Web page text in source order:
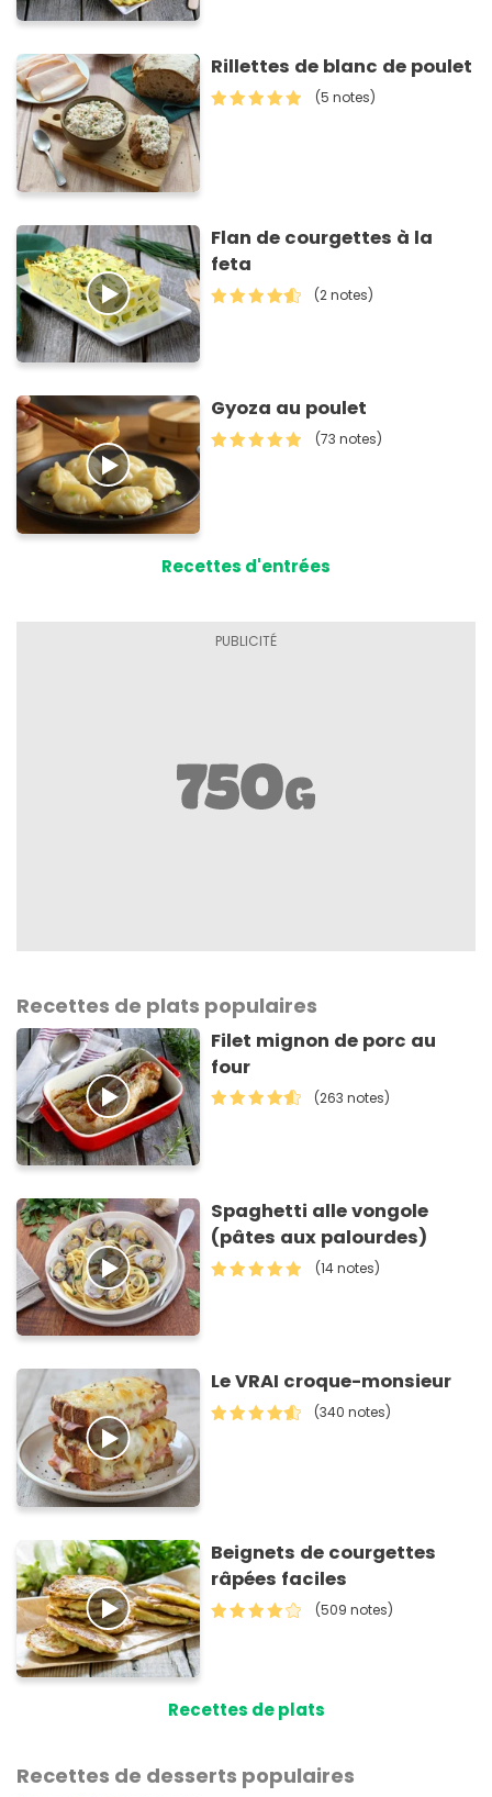
Rillettes de blanc de poulet
(5 notes)
Flan de courgettes à la
feta
(2 notes)
Gyoza au poulet
(73 notes)
Recettes d'entrées
Recettes de plats populaires
Filet mignon de porc au
four
(263 notes)
Spaghetti alle vongole
(pâtes aux palourdes)
(14 notes)
Le VRAI croque-monsieur
(340 notes)
Beignets de courgettes
râpées faciles
(509 notes)
Recettes de plats
Recettes de desserts populaires